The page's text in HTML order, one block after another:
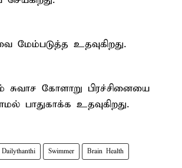
மேம்படுத்த உதவுகிறது.
சுவாச கோளாறு பிரச்சினையை
பாதுகாக்க உதவுகிறது.
Dailythanthi Swimmer Brain Health